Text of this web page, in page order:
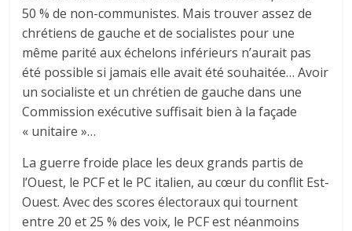
50 % de non-communistes. Mais trouver assez de
chrétiens de gauche et de socialistes pour une
même parité aux échelons inférieurs n’aurait pas
été possible si jamais elle avait été souhaitée… Avoir
un socialiste et un chrétien de gauche dans une
Commission exécutive suffisait bien à la façade
« unitaire »…
La guerre froide place les deux grands partis de
l’Ouest, le PCF et le PC italien, au cœur du conflit Est-
Ouest. Avec des scores électoraux qui tournent
entre 20 et 25 % des voix, le PCF est néanmoins